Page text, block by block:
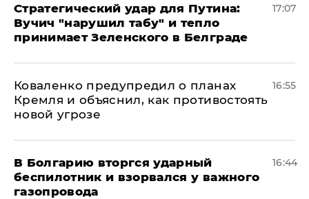
Стратегический удар для Путина:
Вучич "нарушил табу" и тепло
принимает Зеленского в Белграде
17:07
Коваленко предупредил о планах
Кремля и объяснил, как противостоять
новой угрозе
16:55
В Болгарию вторгся ударный
беспилотник и взорвался у важного
газопровода
16:44